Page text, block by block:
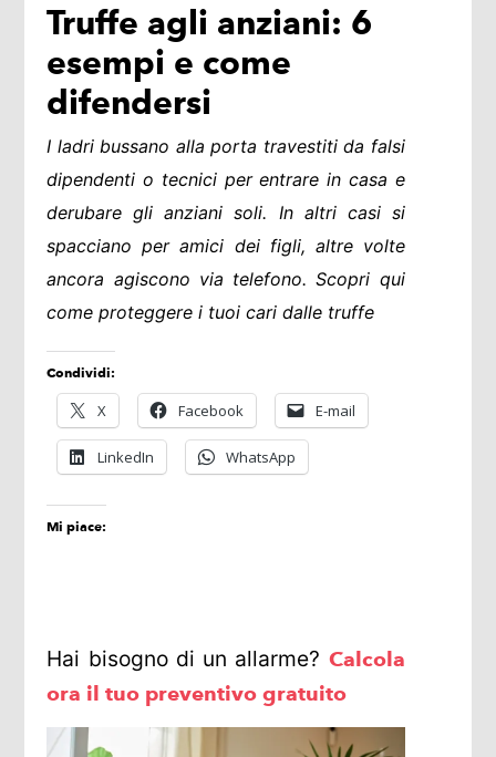
Truffe agli anziani: 6
esempi e come
difendersi
I ladri bussano alla porta travestiti da falsi
dipendenti o tecnici per entrare in casa e
derubare gli anziani soli. In altri casi si
spacciano per amici dei figli, altre volte
ancora agiscono via telefono. Scopri qui
come proteggere i tuoi cari dalle truffe
Condividi:
X Facebook E-mail
LinkedIn WhatsApp
Mi piace:
Hai bisogno di un allarme? Calcola
ora il tuo preventivo gratuito